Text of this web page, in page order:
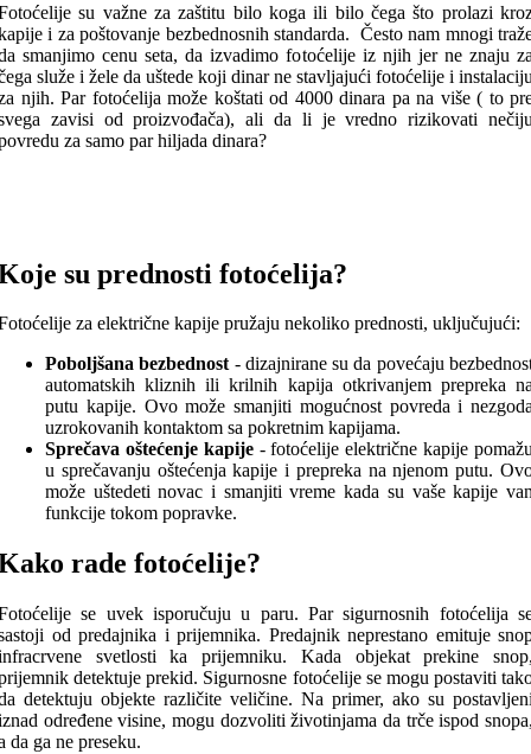
su važne za zaštitu bilo koga ili bilo čega što prolazi
i za poštovanje bezbednosnih standarda. Često nam mnogi
smanjimo cenu seta, da izvadimo fotoćelije iz njih jer ne znaju
služe i žele da uštede koji dinar ne stavljajući fotoćelije i
njih. Par fotoćelija može koštati od 4000 dinara pa na više ( to
zavisi od proizvođača), ali da li je vredno rizikovati
za samo par hiljada dinara?
su prednosti fotoćelija?
za električne kapije pružaju nekoliko prednosti, uključujući:
Poboljšana bezbednost- dizajnirane su da povećaju
automatskih kliznih ili krilnih kapija otkrivanjem prepreka
putu kapije. Ovo može smanjiti mogućnost povreda i
uzrokovanih kontaktom sa pokretnim kapijama.
Sprečava oštećenje kapije- fotoćelije električne kapije
u sprečavanju oštećenja kapije i prepreka na njenom putu.
može uštedeti novac i smanjiti vreme kada su vaše kapije
funkcije tokom popravke.
rade fotoćelije?
se uvek isporučuju u paru. Par sigurnosnih fotoćelija
od predajnika i prijemnika. Predajnik neprestano emituje
svetlosti ka prijemniku. Kada objekat prekine
detektuje prekid. Sigurnosne fotoćelije se mogu postaviti
detektuju objekte različite veličine. Na primer, ako su
određene visine, mogu dozvoliti životinjama da trče ispod
da ga ne preseku.